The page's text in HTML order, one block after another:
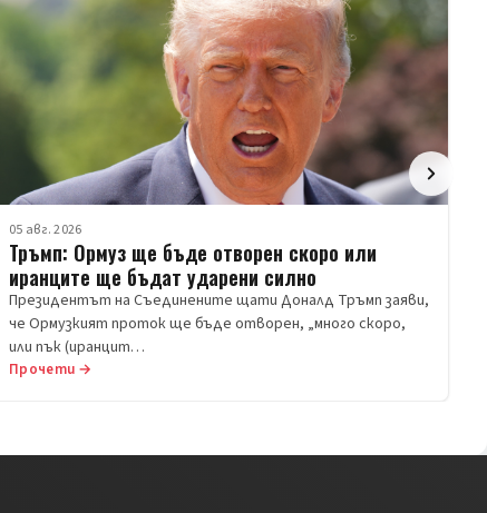
05 авг. 2026
Тръмп: Ормуз ще бъде отворен скоро или
иранците ще бъдат ударени силно
Президентът на Съединените щати Доналд Тръмп заяви,
че Ормузкият проток ще бъде отворен, „много скоро,
или пък (иранцит…
Прочети →